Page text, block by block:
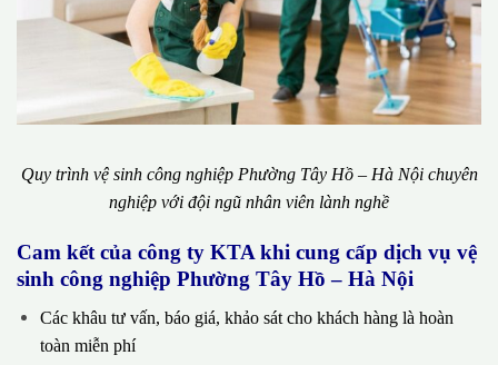
Quy trình vệ sinh công nghiệp Phường Tây Hồ – Hà Nội chuyên
nghiệp với đội ngũ nhân viên lành nghề
Cam kết của công ty KTA khi cung cấp dịch vụ vệ
sinh công nghiệp Phường Tây Hồ – Hà Nội
Các khâu tư vấn, báo giá, khảo sát cho khách hàng là hoàn
toàn miễn phí